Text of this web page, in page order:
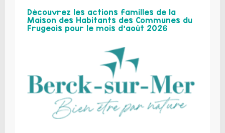
Découvrez les actions familles de la
Maison des Habitants des Communes du
Frugeois pour le mois d’août 2026